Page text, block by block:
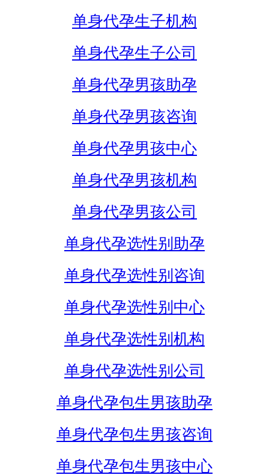
单身代孕生子机构
单身代孕生子公司
单身代孕男孩助孕
单身代孕男孩咨询
单身代孕男孩中心
单身代孕男孩机构
单身代孕男孩公司
单身代孕选性别助孕
单身代孕选性别咨询
单身代孕选性别中心
单身代孕选性别机构
单身代孕选性别公司
单身代孕包生男孩助孕
单身代孕包生男孩咨询
单身代孕包生男孩中心